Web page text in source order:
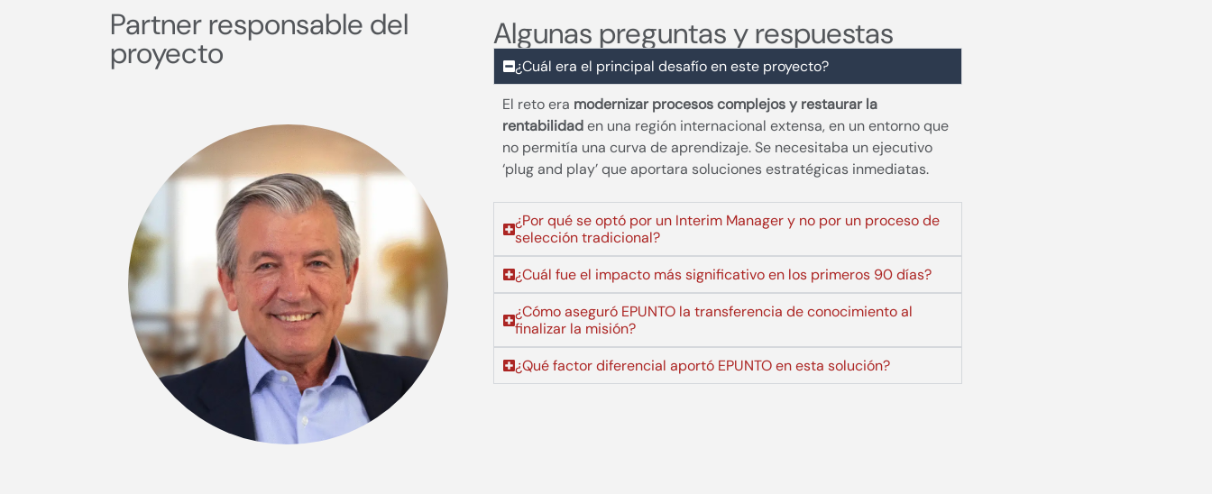
Partner responsable del
proyecto
Algunas preguntas y respuestas
¿Cuál era el principal desafío en este proyecto?
El reto era modernizar procesos complejos y restaurar la
rentabilidaden una región internacional extensa, en un entorno que
no permitía una curva de aprendizaje. Se necesitaba un ejecutivo
‘plug and play’ que aportara soluciones estratégicas inmediatas.
¿Por qué se optó por un Interim Manager y no por un proceso de
selección tradicional?
¿Cuál fue el impacto más significativo en los primeros 90 días?
¿Cómo aseguró EPUNTO la transferencia de conocimiento al
finalizar la misión?
¿Qué factor diferencial aportó EPUNTO en esta solución?